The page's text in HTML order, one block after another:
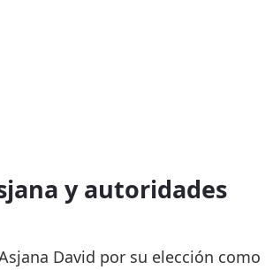
y autoridades
David por su elección como